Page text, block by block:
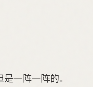
一阵一阵的。